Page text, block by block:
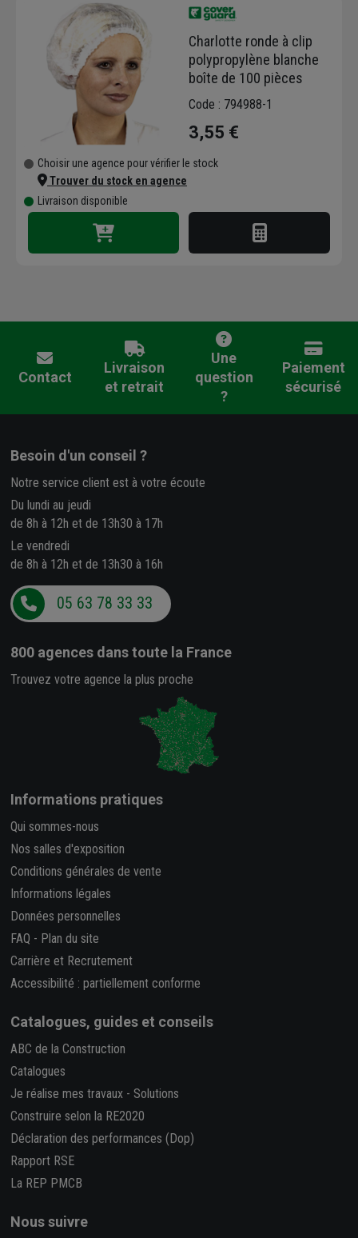
Charlotte ronde à clip
polypropylène blanche
boîte de 100 pièces
Code : 794988-1
3,55 €
Choisir une agence pour vérifier le stock
Trouver du stock en agence
Livraison disponible
Contact
Livraison
et retrait
Une
question
?
Paiement
sécurisé
Besoin d'un conseil ?
Notre service client est à votre écoute
Du lundi au jeudi
de 8h à 12h et de 13h30 à 17h
Le vendredi
de 8h à 12h et de 13h30 à 16h
05 63 78 33 33
800 agences dans toute la France
Trouvez votre agence la plus proche
Informations pratiques
Qui sommes-nous
Nos salles d'exposition
Conditions générales de vente
Informations légales
Données personnelles
FAQ - Plan du site
Carrière et Recrutement
Accessibilité : partiellement conforme
Catalogues, guides et conseils
ABC de la Construction
Catalogues
Je réalise mes travaux - Solutions
Construire selon la RE2020
Déclaration des performances (Dop)
Rapport RSE
La REP PMCB
Nous suivre